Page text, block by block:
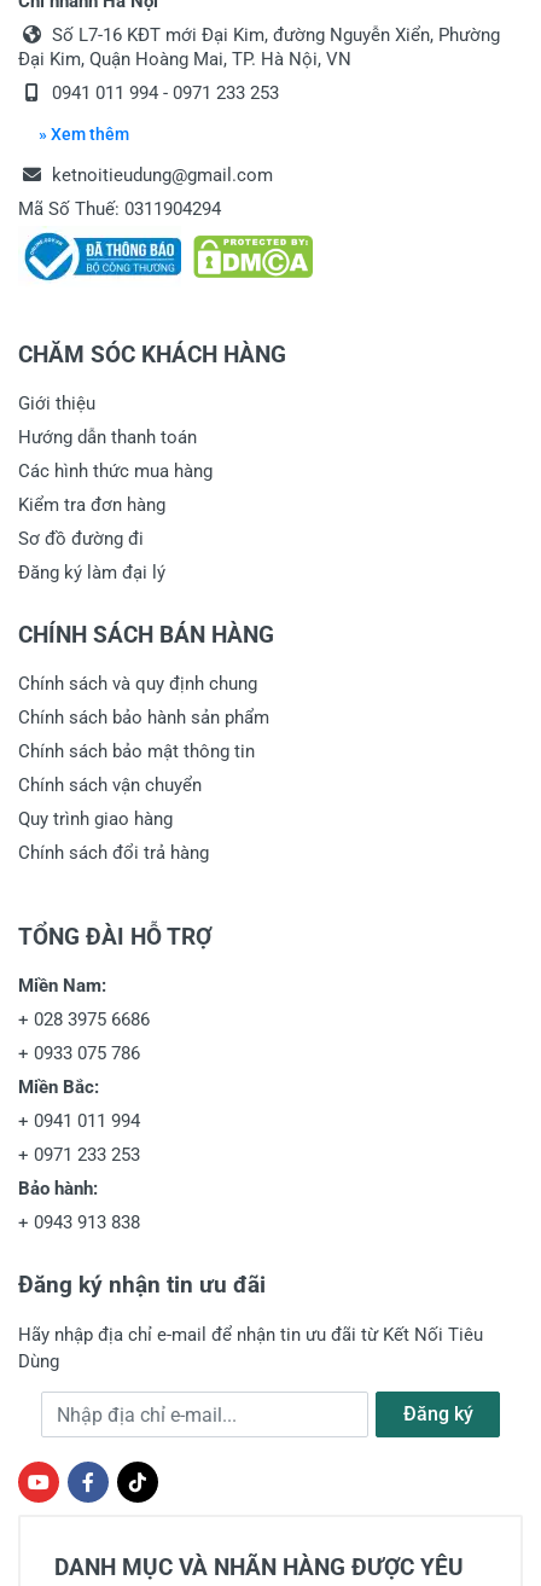
Số L7-16 KĐT mới Đại Kim, đường Nguyễn Xiển, Phường
Đại Kim, Quận Hoàng Mai, TP. Hà Nội, VN
0941 011 994 - 0971 233 253
» Xem thêm
ketnoitieudung@gmail.com
Mã Số Thuế: 0311904294
CHĂM SÓC KHÁCH HÀNG
Giới thiệu
Hướng dẫn thanh toán
Các hình thức mua hàng
Kiểm tra đơn hàng
Sơ đồ đường đi
Đăng ký làm đại lý
CHÍNH SÁCH BÁN HÀNG
Chính sách và quy định chung
Chính sách bảo hành sản phẩm
Chính sách bảo mật thông tin
Chính sách vận chuyển
Quy trình giao hàng
Chính sách đổi trả hàng
TỔNG ĐÀI HỖ TRỢ
Miền Nam:
+ 028 3975 6686
+ 0933 075 786
Miền Bắc:
+ 0941 011 994
+ 0971 233 253
Bảo hành:
+ 0943 913 838
Đăng ký nhận tin ưu đãi
Hãy nhập địa chỉ e-mail để nhận tin ưu đãi từ Kết Nối Tiêu
Dùng
Địa chỉ e-mail Đăng ký
DANH MỤC VÀ NHÃN HÀNG ĐƯỢC YÊU